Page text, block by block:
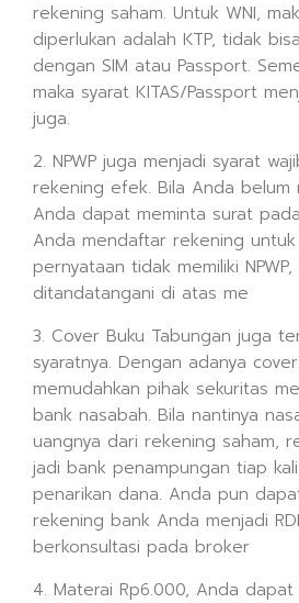
rekening saham. Untuk WNI,
diperlukan adalah KTP, tidak
dengan SIM atau Passport.
maka syarat KITAS/Passport
juga.
2. NPWP juga menjadi syarat
rekening efek. Bila Anda belum
Anda dapat meminta surat
Anda mendaftar rekening
pernyataan tidak memiliki
ditandatangani di atas me
3. Cover Buku Tabungan juga
syaratnya. Dengan adanya
memudahkan pihak sekuritas
bank nasabah. Bila nantinya
uangnya dari rekening saham,
jadi bank penampungan tiap
penarikan dana. Anda pun
rekening bank Anda menjadi
berkonsultasi pada broker
4. Materai Rp6.000, Anda